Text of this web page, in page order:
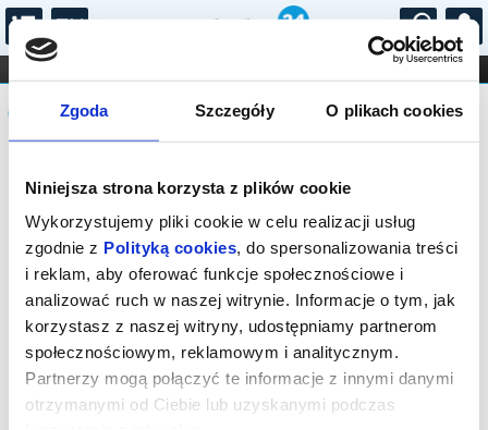
Zgoda Szczegóły O plikach cookies
Niniejsza strona korzysta z plików cookie
Wykorzystujemy pliki cookie w celu realizacji usług
zgodnie z Polityką cookies, do spersonalizowania treści
i reklam, aby oferować funkcje społecznościowe i
analizować ruch w naszej witrynie. Informacje o tym, jak
korzystasz z naszej witryny, udostępniamy partnerom
społecznościowym, reklamowym i analitycznym.
Partnerzy mogą połączyć te informacje z innymi danymi
otrzymanymi od Ciebie lub uzyskanymi podczas
...
FILHARMONIA OPERA I BALET
STAND-UP
DLA DZIECI
Komunikat
Sprzedaż biletów on-line na wydarzenie
została zakończona.